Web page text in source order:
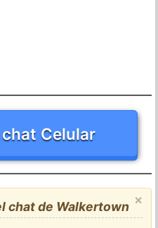
Celular
×
chat de Walkertown